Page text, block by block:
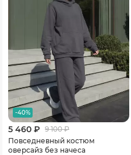
-40%
5 460 ₽ 9 100₽
Повседневный костюм
оверсайз без начеса